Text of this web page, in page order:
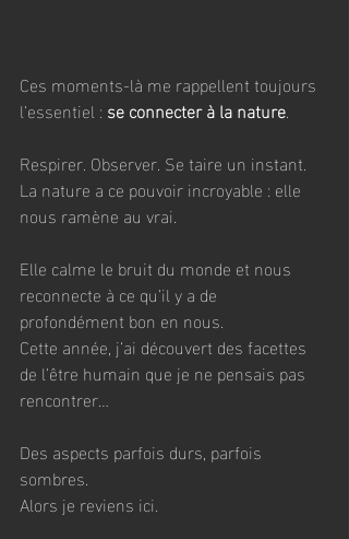
Ces moments-là me rappellent toujours
l’essentiel : se connecter à la nature.
Respirer. Observer. Se taire un instant.
La nature a ce pouvoir incroyable : elle
nous ramène au vrai.
Elle calme le bruit du monde et nous
reconnecte à ce qu’il y a de
profondément bon en nous.
Cette année, j’ai découvert des facettes
de l’être humain que je ne pensais pas
rencontrer…
Des aspects parfois durs, parfois
sombres.
Alors je reviens ici.